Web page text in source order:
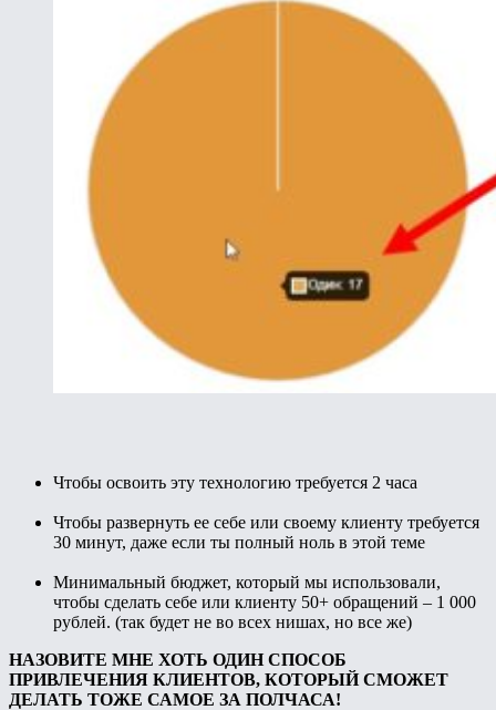
Чтобы освоить эту технологию требуется 2 часа
Чтобы развернуть ее себе или своему клиенту требуется
30 минут, даже если ты полный ноль в этой теме
Минимальный бюджет, который мы использовали,
чтобы сделать себе или клиенту 50+ обращений – 1 000
рублей. (так будет не во всех нишах, но все же)
НАЗОВИТЕ МНЕ ХОТЬ ОДИН СПОСОБ
ПРИВЛЕЧЕНИЯ КЛИЕНТОВ, КОТОРЫЙ СМОЖЕТ
ДЕЛАТЬ ТОЖЕ САМОЕ ЗА ПОЛЧАСА!